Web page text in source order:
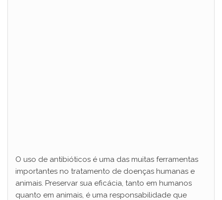
O uso de antibióticos é uma das muitas ferramentas
importantes no tratamento de doenças humanas e
animais. Preservar sua eficácia, tanto em humanos
quanto em animais, é uma responsabilidade que